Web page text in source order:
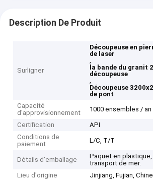
Description De Produit
Surligner
Découpeuse en
de laser
,
la bande du granit
découpeuse
,
Découpeuse
de pont
Capacité
d'approvisionnement
1000 ensembles / an
Certification
API
Conditions de
paiement
L/C, T/T
Détails d'emballage
Paquet en
transport de mer.
Lieu d'origine
Jinjiang, Fujian, Chine